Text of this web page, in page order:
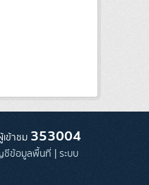
ข้าชม 353004
ชีข้อมูลพื้นที่ | ระบบ